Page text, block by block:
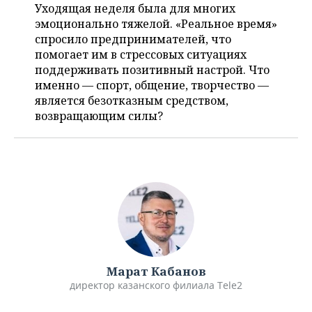
КОМУ ПРИНАДЛЕЖАТ
ТОРГОВЫЕ ЦЕНТРЫ
ТАТАРСТАНА
БЮДЖЕТ
ИНВЕСТИЦИИ
МАШИНОСТРОЕНИЕ
НЕФТЕХИМИЯ
НЕФТЬ
ОПК
НОВОСТИ АВТО
БИЗНЕС
НОВОСТИ БИЗНЕСА
РОЗНИЧНАЯ ТОРГОВЛЯ
УСЛУГИ
ТЕХНОЛОГИИ
НОВОСТИ ТЕХНОЛОГИЙ
МЕДИА
МЕРОПРИЯТИЯ
ВЫЕЗДНАЯ РЕДАКЦИЯ
ONLINE-КОНФЕРЕНЦИИ
ОТКРЫТАЯ ЛЕКЦИЯ
СПОРТ
НОВОСТИ СПОРТА
ОБЩЕСТВО
СПИСОК ПЕРСОН
Уходящая неделя была для многих
эмоционально тяжелой. «Реальное время»
спросило предпринимателей, что
помогает им в стрессовых ситуациях
поддерживать позитивный настрой. Что
именно — спорт, общение, творчество —
является безотказным средством,
возвращающим силы?
Марат Кабанов
директор казанского филиала Tele2